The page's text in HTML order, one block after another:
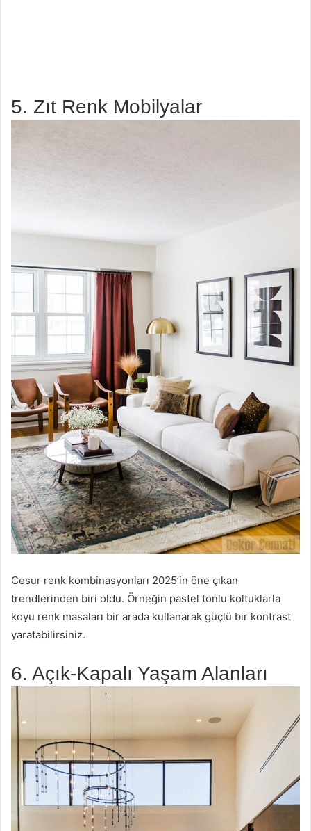
5. Zıt Renk Mobilyalar
Cesur renk kombinasyonları 2025’in öne çıkan
trendlerinden biri oldu. Örneğin pastel tonlu koltuklarla
koyu renk masaları bir arada kullanarak güçlü bir kontrast
yaratabilirsiniz.
6. Açık-Kapalı Yaşam Alanları